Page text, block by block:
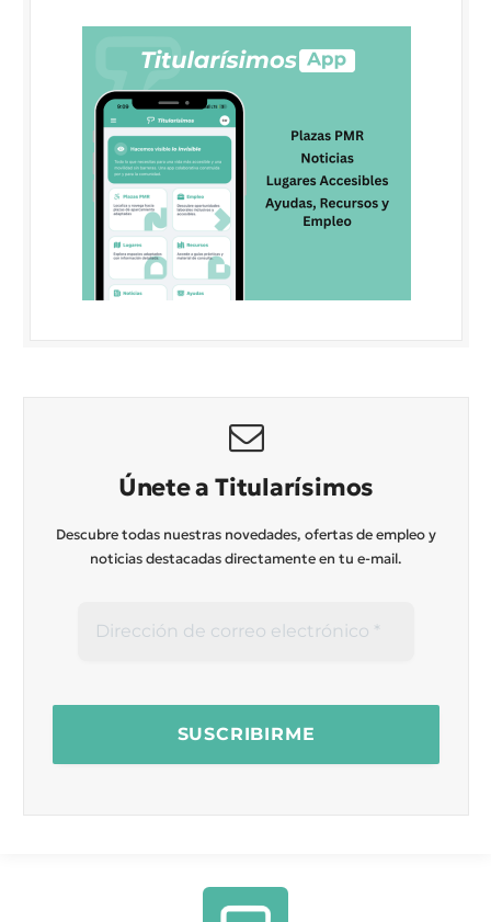
Únete a Titularísimos
Descubre todas nuestras novedades, ofertas de empleo y
noticias destacadas directamente en tu e-mail.